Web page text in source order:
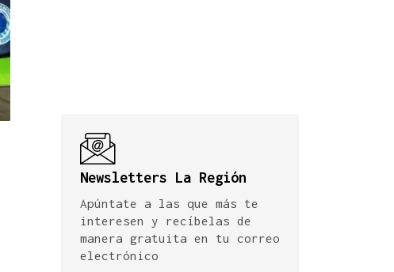
Newsletters La Región
Apúntate a las que más te
interesen y recíbelas de
manera gratuita en tu correo
electrónico